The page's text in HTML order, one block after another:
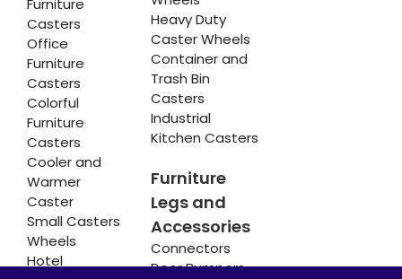
Furniture
Casters
Office
Furniture
Casters
Colorful
Furniture
Casters
Cooler and
Warmer
Caster
Small Casters
Wheels
Hotel
Heavy Duty
Caster Wheels
Container and
Trash Bin
Casters
Industrial
Kitchen Casters
Furniture
Legs and
Accessories
Connectors
Door Bumpers